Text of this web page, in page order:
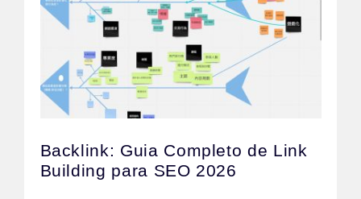
Backlink: Guia Completo de Link
Building para SEO 2026